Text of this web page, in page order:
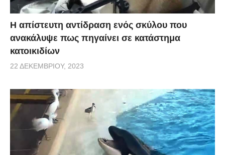
Η απίστευτη αντίδραση ενός σκύλου που
ανακάλυψε πως πηγαίνει σε κατάστημα
κατοικιδίων
22 ΔΕΚΕΜΒΡΊΟΥ, 2023